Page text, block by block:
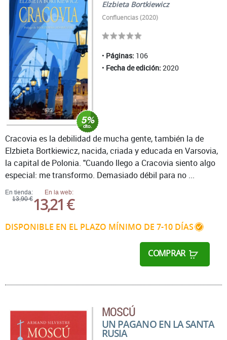
Elzbieta Bortkiewicz
Confluencias (2020)
Páginas: 106
Fecha de edición: 2020
En tienda:
13,90 €
En la web:
13,21 €
DISPONIBLE EN EL PLAZO MÍNIMO DE 7-10 DÍAS
COMPRAR
Cracovia es la debilidad de mucha gente, también la de
Elzbieta Bortkiewicz, nacida, criada y educada en Varsovia,
la capital de Polonia. "Cuando llego a Cracovia siento algo
especial: me transformo. Demasiado débil para no ...
MOSCÚ
UN PAGANO EN LA SANTA
RUSIA